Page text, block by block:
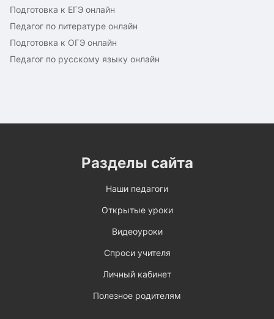
Подготовка к ЕГЭ онлайн
Педагог по литературе онлайн
Подготовка к ОГЭ онлайн
Педагог по русскому языку онлайн
Разделы сайта
Наши педагоги
Открытые уроки
Видеоуроки
Спроси учителя
Личный кабинет
Полезное родителям